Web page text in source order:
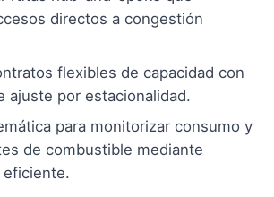
directos a congestión
flexibles de capacidad con
ajuste por estacionalidad.
para monitorizar consumo y
de combustible mediante